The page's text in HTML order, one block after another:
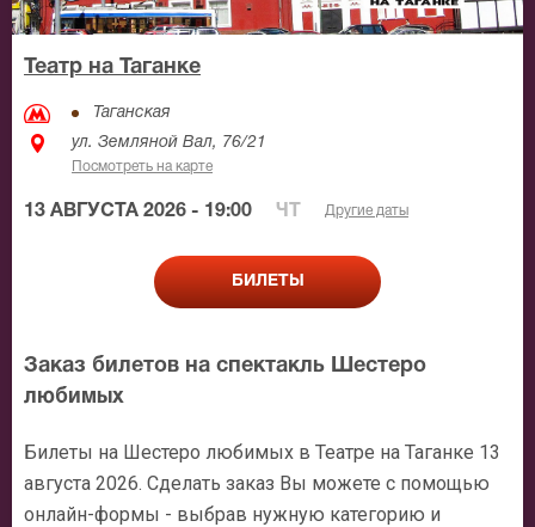
Театр на Таганке
Таганская
ул. Земляной Вал, 76/21
Посмотреть на карте
13 АВГУСТА 2026 - 19:00 ЧТ Другие даты
БИЛЕТЫ
Заказ билетов на спектакль Шестеро
любимых
Билеты на Шестеро любимых в Театре на Таганке 13
августа 2026. Сделать заказ Вы можете с помощью
онлайн-формы - выбрав нужную категорию и